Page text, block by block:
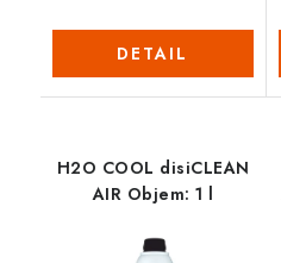
DETAIL
H2O COOL disiCLEAN
AIR Objem: 1 l